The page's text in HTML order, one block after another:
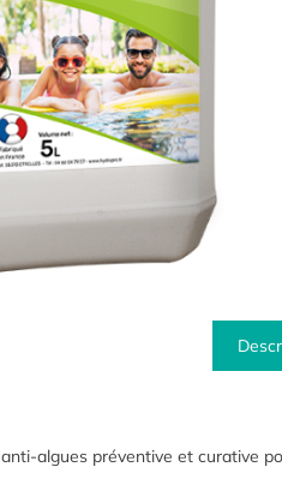
algues préventive et curative